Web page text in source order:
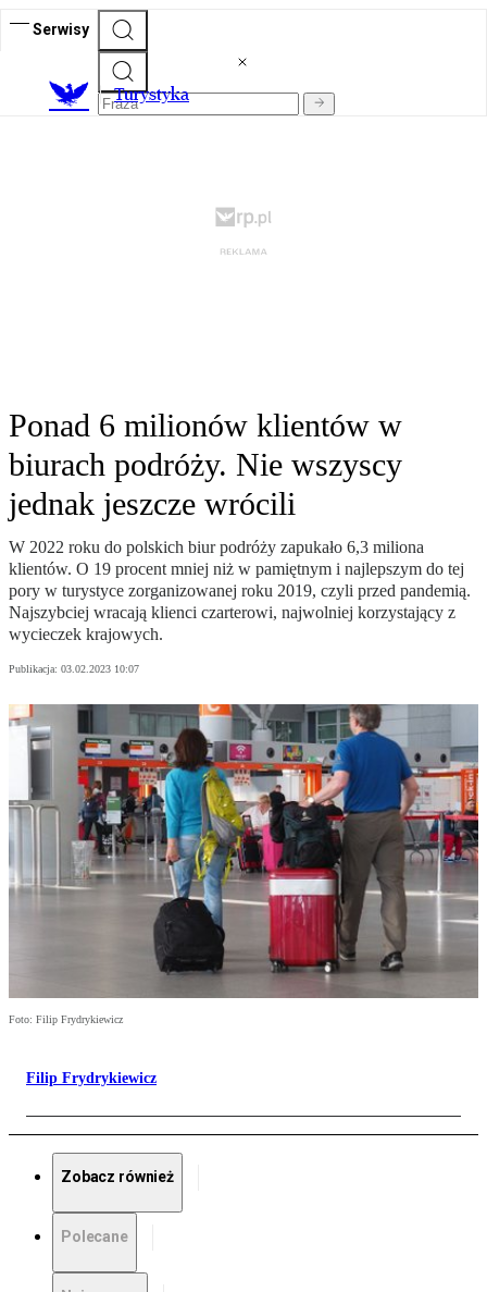
Serwisy
Turystyka
Ponad 6 milionów klientów w
biurach podróży. Nie wszyscy
jednak jeszcze wrócili
W 2022 roku do polskich biur podróży zapukało 6,3 miliona
klientów. O 19 procent mniej niż w pamiętnym i najlepszym do tej
pory w turystyce zorganizowanej roku 2019, czyli przed pandemią.
Najszybciej wracają klienci czarterowi, najwolniej korzystający z
wycieczek krajowych.
Publikacja: 03.02.2023 10:07
Foto: Filip Frydrykiewicz
Filip Frydrykiewicz
Zobacz również
Polecane